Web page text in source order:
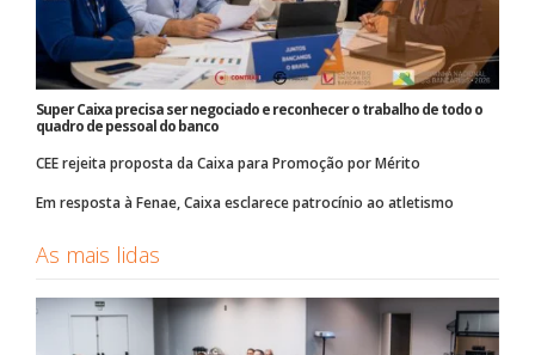
Super Caixa precisa ser negociado e reconhecer o trabalho de todo o
quadro de pessoal do banco
CEE rejeita proposta da Caixa para Promoção por Mérito
Em resposta à Fenae, Caixa esclarece patrocínio ao atletismo
As mais lidas